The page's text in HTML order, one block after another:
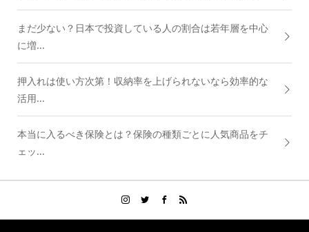
まだ少ない？日本で投資している人の割合は若年層を中心
に増...
押入れは使い方次第！収納率を上げられないなら効率的な
活用...
本当に入るべき保険とは？保険の種類ごとに人気商品をチ
ェッ...